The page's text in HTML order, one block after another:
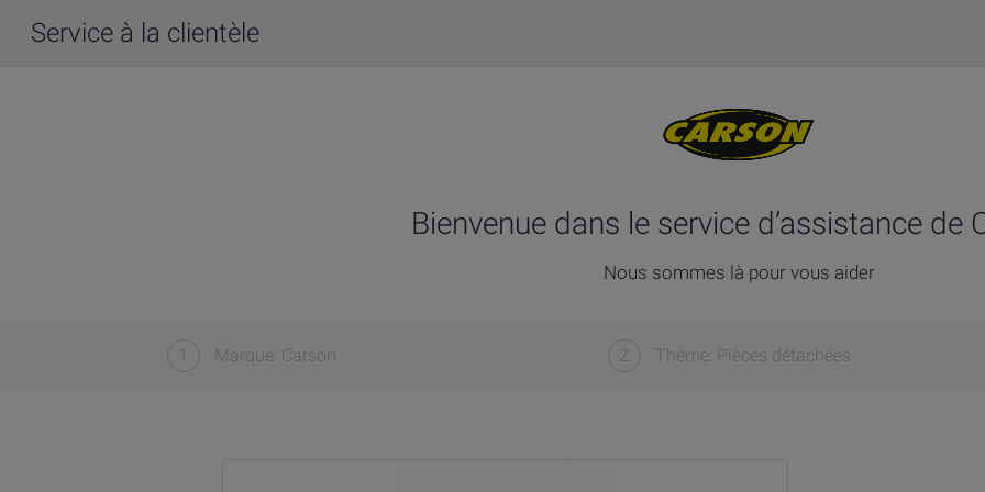
Service à la clientèle
Bienvenue dans le service d’assistance de
Nous sommes là pour vous aider
1 Marque: Carson 2 Thème: Pièces détachées